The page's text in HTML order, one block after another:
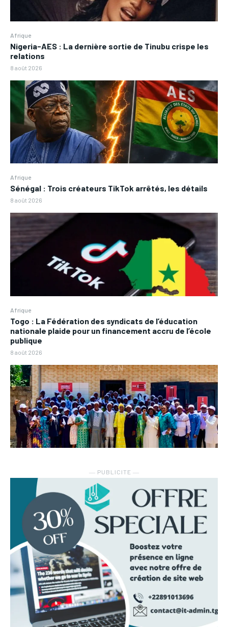
Afrique
Nigeria-AES : La dernière sortie de Tinubu crispe les
relations
8 août 2026
Afrique
Sénégal : Trois créateurs TikTok arrêtés, les détails
8 août 2026
Afrique
Togo : La Fédération des syndicats de l’éducation
nationale plaide pour un financement accru de l’école
publique
8 août 2026
― PUBLICITE ―